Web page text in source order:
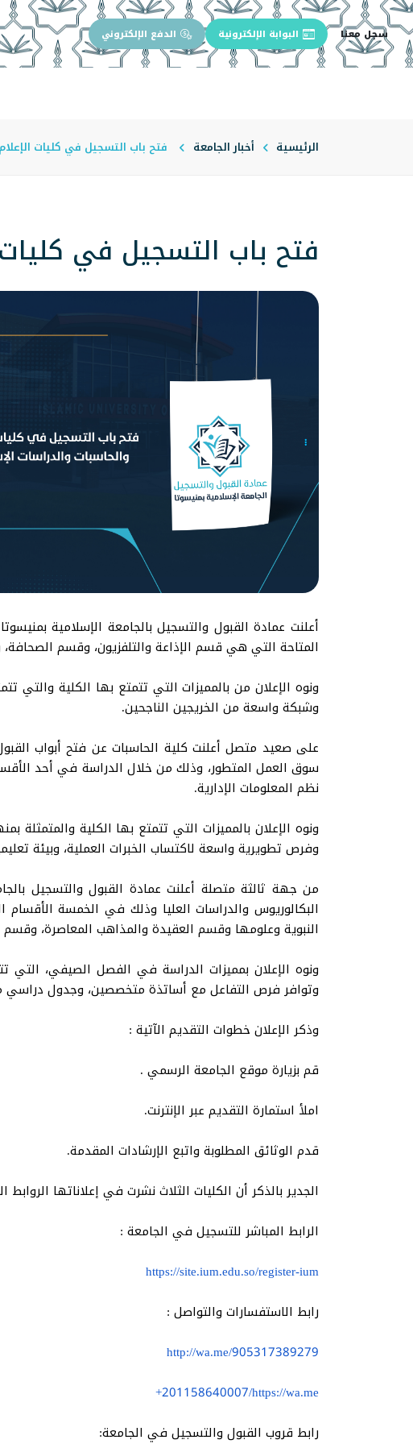
سجل معنا البوابة الإلكترونية الدفع الإلكتروني
الرئيسية أخبار الجامعة فتح باب التسجيل في كليات
فتح باب التسجيل في كليات
المتاحة التي هي قسم الإذاعة والتلفزيون، وقسم
ونوه الإعلان من بالمميزات التي تتمتع بها الكلية والتي
وشبكة واسعة من الخريجين الناجحين.
على صعيد متصل أعلنت كلية الحاسبات عن فتح أبواب
سوق العمل المتطور، وذلك من خلال الدراسة في أحد
نظم المعلومات الإدارية.
ونوه الإعلان بالمميزات التي تتمتع بها الكلية
وفرص تطويرية واسعة لاكتساب الخبرات العملية، وبيئة
البكالوريوس والدراسات العليا وذلك في الخمسة
النبوية وعلومها وقسم العقيدة والمذاهب المعاصرة، وقسم
ونوه الإعلان بمميزات الدراسة في الفصل الصيفي، التي
وتوافر فرص التفاعل مع أساتذة متخصصين، وجدول دراسي
وذكر الإعلان خطوات التقديم الآتية :
قم بزيارة موقع الجامعة الرسمي .
املأ استمارة التقديم عبر الإنترنت.
قدم الوثائق المطلوبة واتبع الإرشادات المقدمة.
الجدير بالذكر أن الكليات الثلاث نشرت في إعلاناتها
الرابط المباشر للتسجيل في الجامعة :
https://site.ium.edu.so/register-ium
رابط الاستفسارات والتواصل :
http://wa.me/905317389279
https://wa.me/⁦+201158640007
رابط قروب القبول والتسجيل في الجامعة: